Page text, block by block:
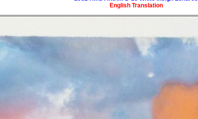
English Translation